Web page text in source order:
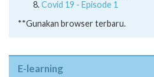
Covid 19 - Episode 1
**Gunakan browser terbaru.
E-learning